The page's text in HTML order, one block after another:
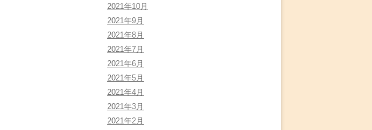
2021年10月
2021年9月
2021年8月
2021年7月
2021年6月
2021年5月
2021年4月
2021年3月
2021年2月